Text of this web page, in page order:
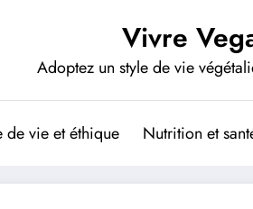
Vivre
Adoptez un style de vie
de vie et éthique Nutrition et